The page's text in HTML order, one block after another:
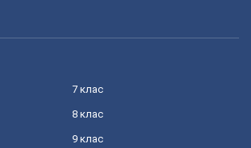
7 клас
8 клас
9 клас